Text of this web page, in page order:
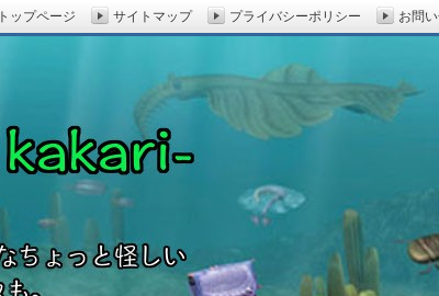
トップページ サイトマップ プライバシーポリシー お問